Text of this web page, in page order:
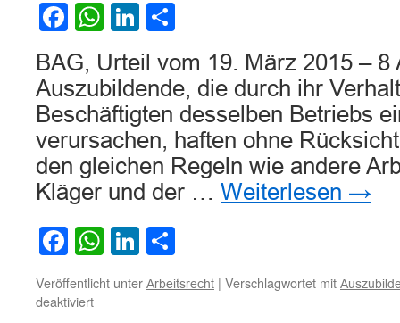
Facebook
WhatsApp
LinkedIn
BAG, Urteil vom 19. März 2015 – 8
Auszubildende, die durch ihr
Beschäftigten desselben Betriebs
verursachen, haften ohne
den gleichen Regeln wie andere
Kläger und der … Weiterlesen →
Facebook
WhatsApp
LinkedIn
Veröffentlicht unter Arbeitsrecht | Verschlagwortet mit
deaktiviertfür